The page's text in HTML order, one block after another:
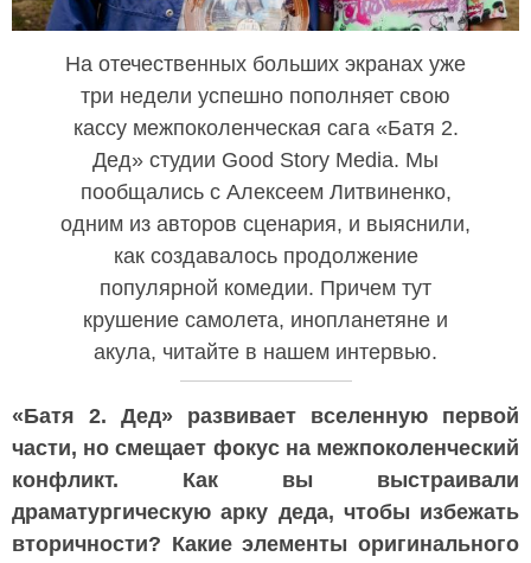
На отечественных больших экранах уже
три недели успешно пополняет свою
кассу межпоколенческая сага «Батя 2.
Дед» студии Good Story Media. Мы
пообщались с Алексеем Литвиненко,
одним из авторов сценария, и выяснили,
как создавалось продолжение
популярной комедии. Причем тут
крушение самолета, инопланетяне и
акула, читайте в нашем интервью.
«Батя 2. Дед» развивает вселенную первой
части, но смещает фокус на межпоколенческий
конфликт. Как вы выстраивали
драматургическую арку деда, чтобы избежать
вторичности? Какие элементы оригинального